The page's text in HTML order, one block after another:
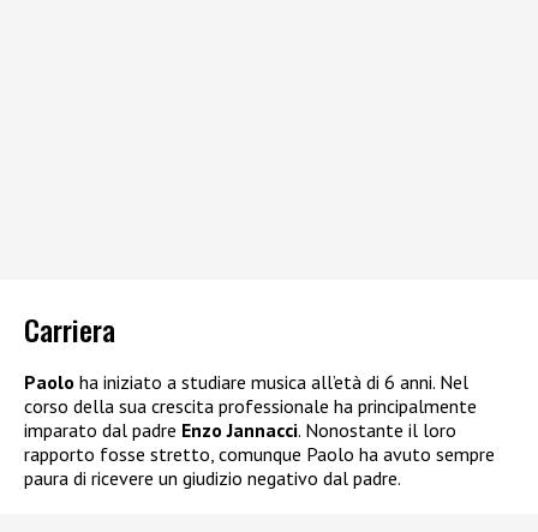
Carriera
Paolo ha iniziato a studiare musica all’età di 6 anni. Nel
corso della sua crescita professionale ha principalmente
imparato dal padre Enzo Jannacci. Nonostante il loro
rapporto fosse stretto, comunque Paolo ha avuto sempre
paura di ricevere un giudizio negativo dal padre.